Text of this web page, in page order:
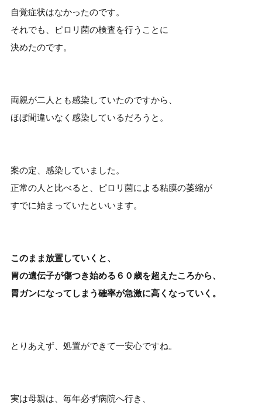
自覚症状はなかったのです。
それでも、ピロリ菌の検査を行うことに
決めたのです。
両親が二人とも感染していたのですから、
ほぼ間違いなく感染しているだろうと。
案の定、感染していました。
正常の人と比べると、ピロリ菌による粘膜の萎縮が
すでに始まっていたといいます。
このまま放置していくと、
胃の遺伝子が傷つき始める６０歳を超えたころから、
胃ガンになってしまう確率が急激に高くなっていく。
とりあえず、処置ができて一安心ですね。
実は母親は、毎年必ず病院へ行き、